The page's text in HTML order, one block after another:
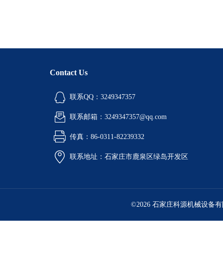
Contact Us
联系QQ：3249347357
联系邮箱：3249347357@qq.com
传真：86-0311-82239332
联系地址：石家庄市鹿泉区绿岛开发区
©2026 石家庄科源机械设备